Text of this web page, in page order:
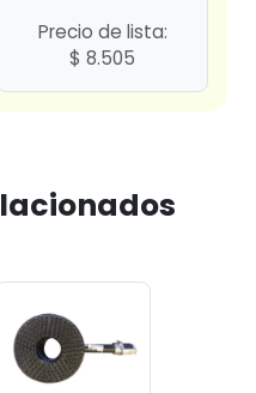
Precio de lista:
$ 8.505